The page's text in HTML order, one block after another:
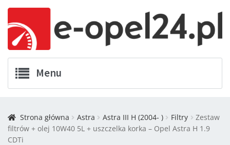
Menu
Zamówienia
Strona główna Astra Astra III H (2004- ) Filtry
Zestaw
filtrów + olej 10W40 5L + uszczelka korka – Opel Astra H 1.9
CDTi